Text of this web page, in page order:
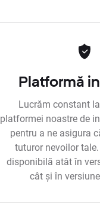
Platformă
Lucrăm constant
platformei noastre de
pentru a ne asigura
tuturor nevoilor
disponibilă atât în
cât și în